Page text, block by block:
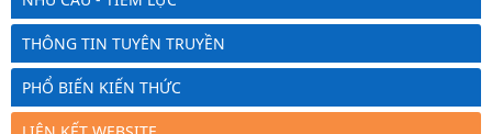
THÔNG TIN TUYÊN TRUYỀN
PHỔ BIẾN KIẾN THỨC